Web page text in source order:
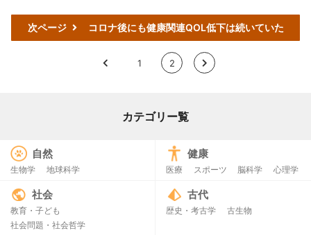
次ページ コロナ後にも健康関連QOL低下は続いていた
< 1 2 >
カテゴリー覧
自然
生物学 地球科学
健康
医療 スポーツ 脳科学 心理学
社会
教育・子ども
社会問題・社会哲学
古代
歴史・考古学 古生物